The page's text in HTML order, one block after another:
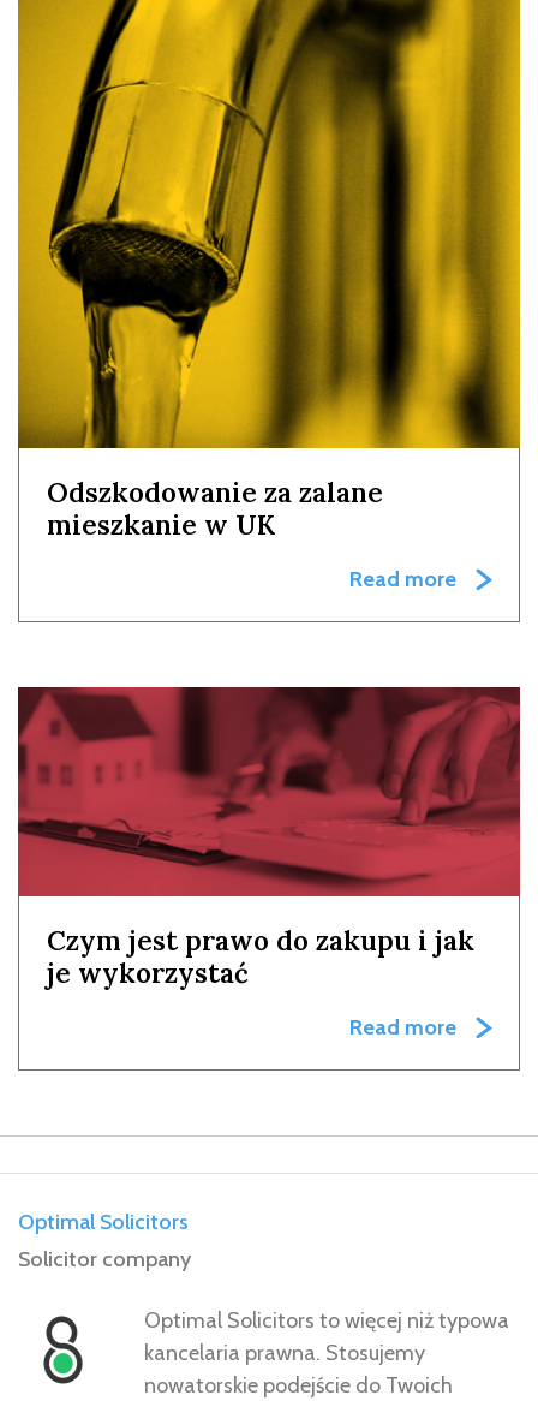
Odszkodowanie za zalane
mieszkanie w UK
Read more
Czym jest prawo do zakupu i jak
je wykorzystać
Read more
Optimal Solicitors
Solicitor company
Optimal Solicitors to więcej niż typowa
kancelaria prawna. Stosujemy
nowatorskie podejście do Twoich